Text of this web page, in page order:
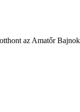
az Amatőr